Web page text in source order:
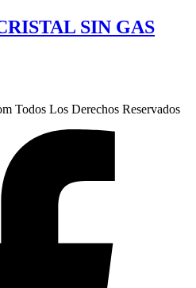
SIN GAS
Todos Los Derechos Reservados